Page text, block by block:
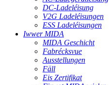
DC-Ladeléisung
V2G Ladeléisungen
ESS Ladeléisungen
Iwwer MIDA
MIDA Geschicht
Fabrécksvue
Ausstellungen
Fäll
Eis Zertifikat